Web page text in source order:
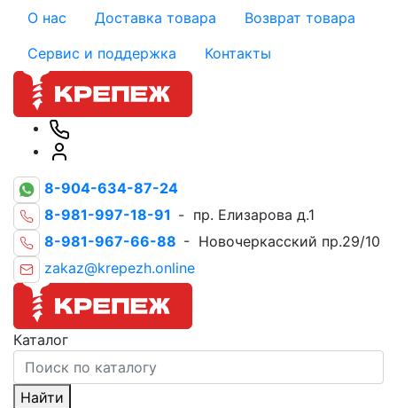
О нас Доставка товара
Возврат товара
Сервис и поддержка
Контакты
8-904-634-87-24
8-981-997-18-91 - пр. Елизарова д.1
8-981-967-66-88 - Новочеркасский пр.29/10
zakaz@krepezh.online
Каталог
Найти